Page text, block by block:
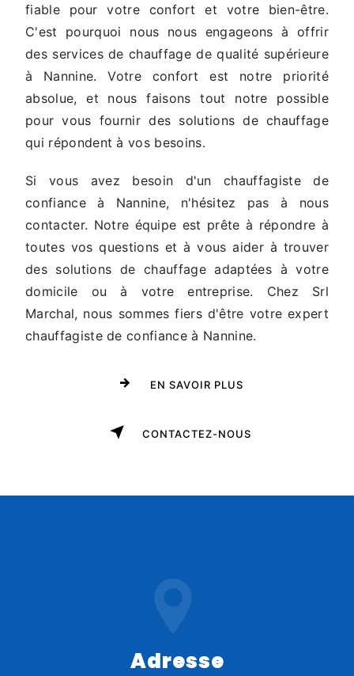
fiable pour votre confort et votre bien-être.
C'est pourquoi nous nous engageons à offrir
des services de chauffage de qualité supérieure
à Nannine. Votre confort est notre priorité
absolue, et nous faisons tout notre possible
pour vous fournir des solutions de chauffage
qui répondent à vos besoins.
Si vous avez besoin d'un chauffagiste de
confiance à Nannine, n'hésitez pas à nous
contacter. Notre équipe est prête à répondre à
toutes vos questions et à vous aider à trouver
des solutions de chauffage adaptées à votre
domicile ou à votre entreprise. Chez Srl
Marchal, nous sommes fiers d'être votre expert
chauffagiste de confiance à Nannine.
EN SAVOIR PLUS
CONTACTEZ-NOUS
Adresse